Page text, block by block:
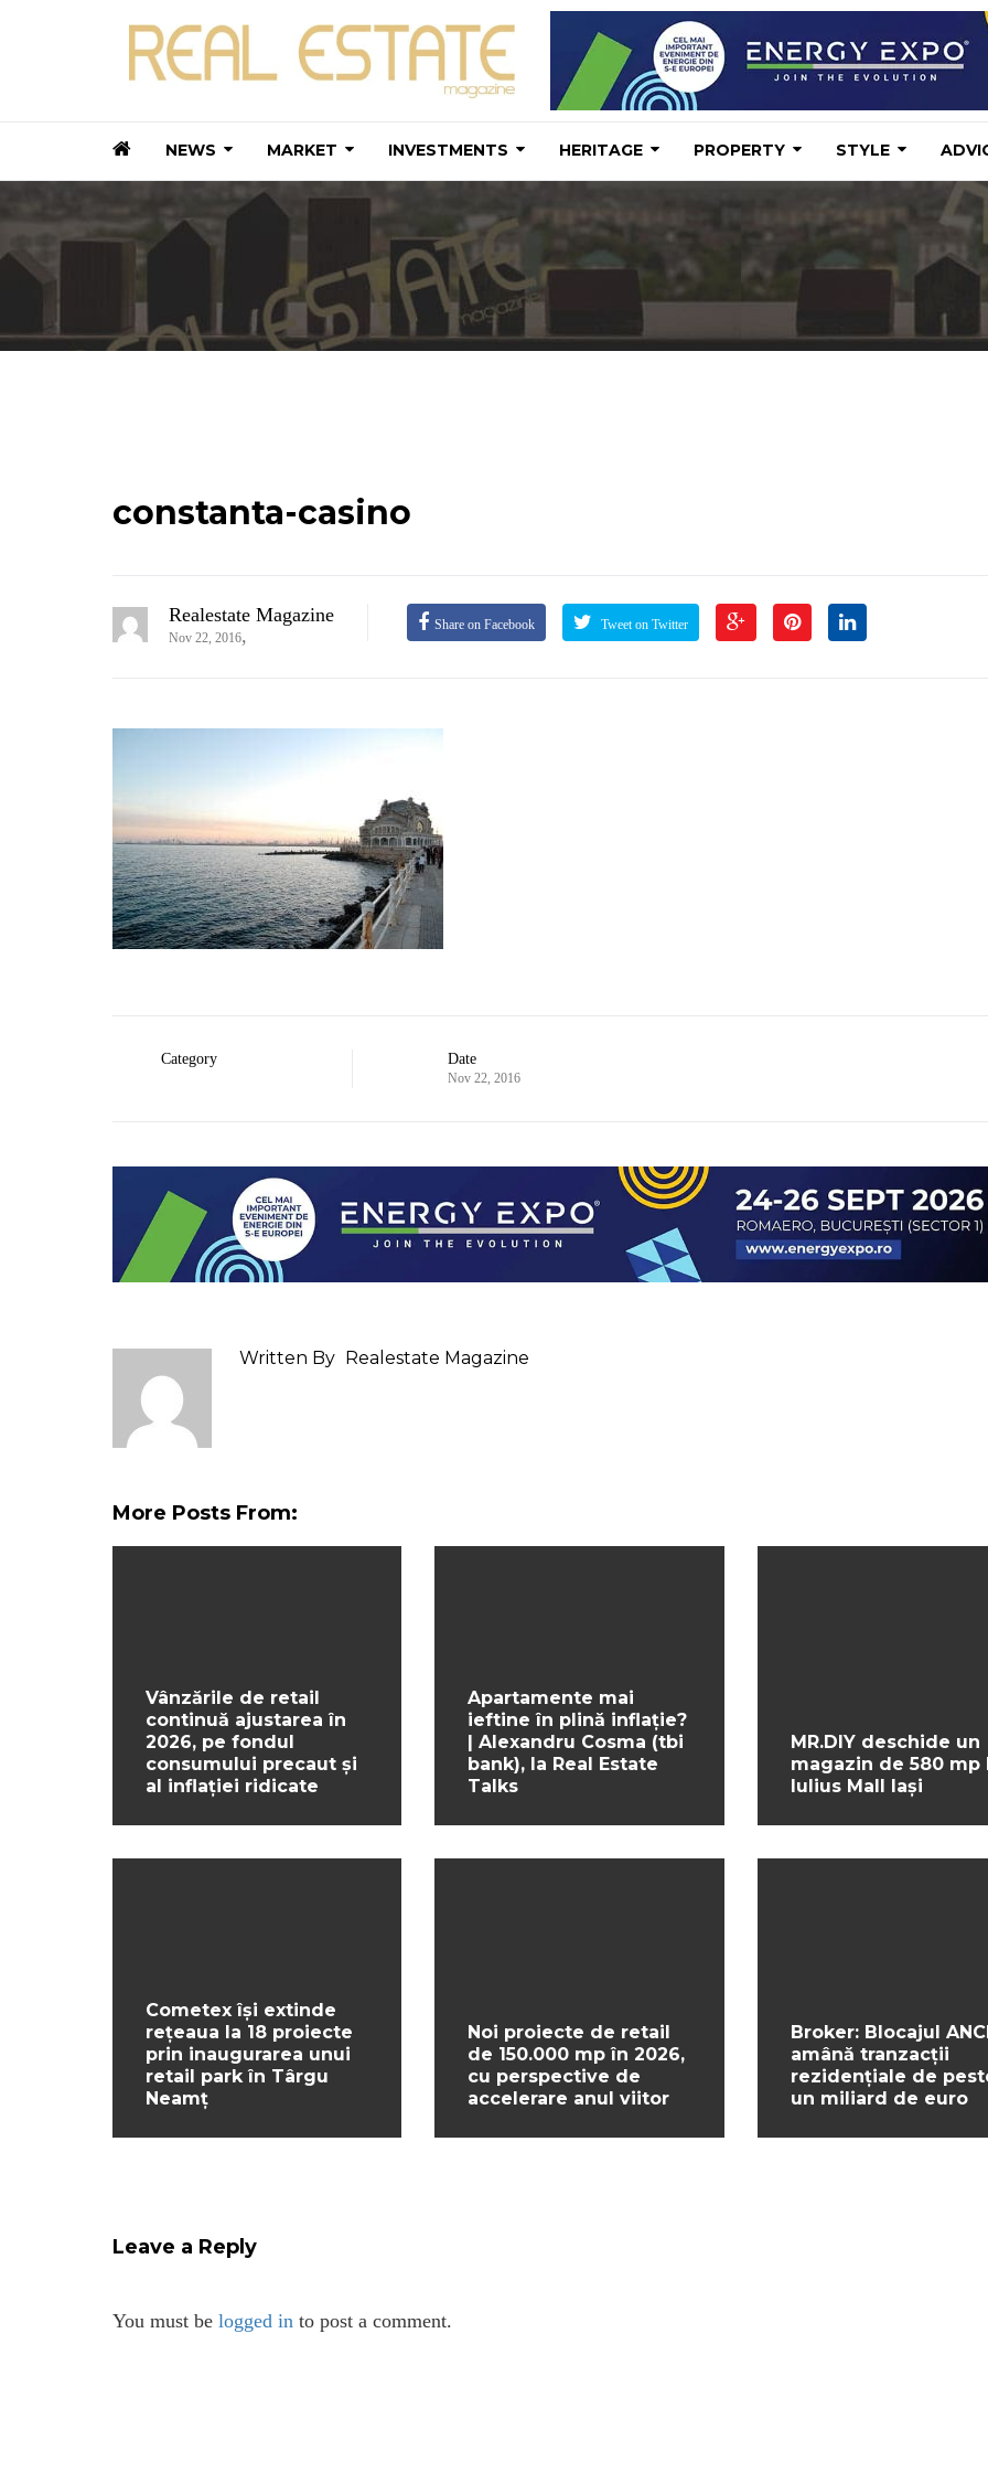
NEWS MARKET INVESTMENTS HERITAGE PROPERTY STYLE
constanta-casino
Realestate Magazine
Nov 22, 2016, Share on Facebook Tweet on Twitter
Category Date
Nov 22, 2016
Written By Realestate Magazine
More Posts From:
Vânzările de retail
continuă ajustarea în
2026, pe fondul
consumului precaut și
al inflației ridicate
Apartamente mai
ieftine în plină inflație?
| Alexandru Cosma (tbi
bank), la Real Estate
Talks
MR.DIY deschide un
magazin de 580 mp
Iulius Mall Iași
Cometex își extinde
rețeaua la 18 proiecte
prin inaugurarea unui
retail park în Târgu
Neamț
Noi proiecte de retail
de 150.000 mp în 2026,
cu perspective de
accelerare anul viitor
Broker: Blocajul
amână tranzacții
rezidențiale de
un miliard de euro
Leave a Reply
You must be logged in to post a comment.